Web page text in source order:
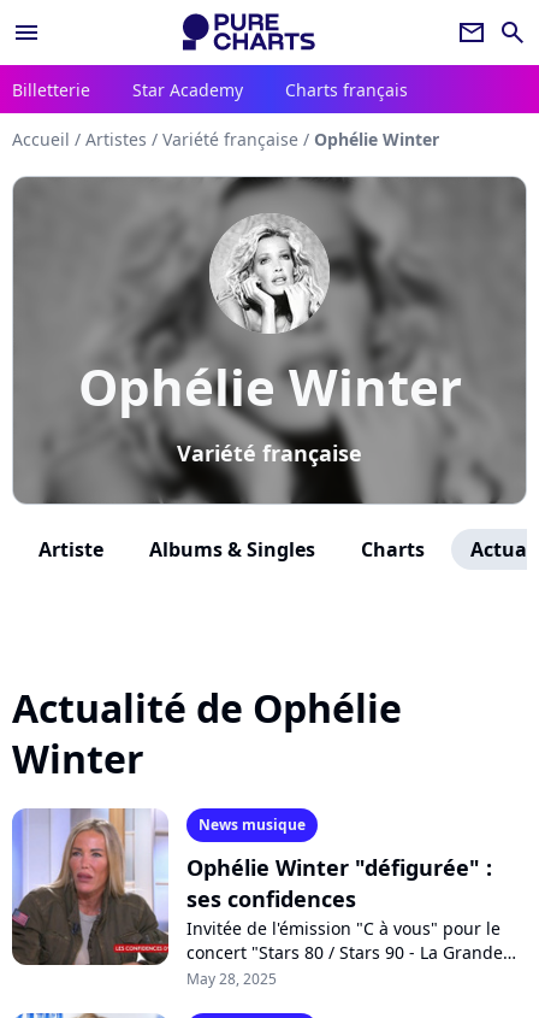
menu newsletter search
Billetterie Star Academy Charts français
Accueil / Artistes / Variété française / Ophélie Winter
Ophélie Winter
Variété française
Artiste Albums & Singles Charts
Actualité de Ophélie
Winter
News musique
Ophélie Winter "défigurée" :
ses confidences
Invitée de l'émission "C à vous" pour le
concert "Stars 80 / Stars 90 - La Grande
Battle !", Ophélie Winter est revenue sur
May 28, 2025